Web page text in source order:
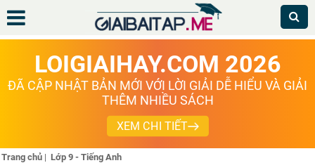
LOIGIAIHAY.COM 2026
ĐÃ CẬP NHẬT BẢN MỚI VỚI LỜI GIẢI DỄ HIỂU VÀ GIẢI
THÊM NHIỀU SÁCH
XEM CHI TIẾT
Trang chủ | Lớp 9 - Tiếng Anh